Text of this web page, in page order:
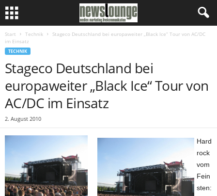
Start Technik
Stageco Deutschland bei europaweiter „Black Ice“ Tour von AC/DC
im Einsatz
TECHNIK
Stageco Deutschland bei
europaweiter „Black Ice“ Tour von
AC/DC im Einsatz
2. August 2010
Hard
rock
vom
Fein
sten: